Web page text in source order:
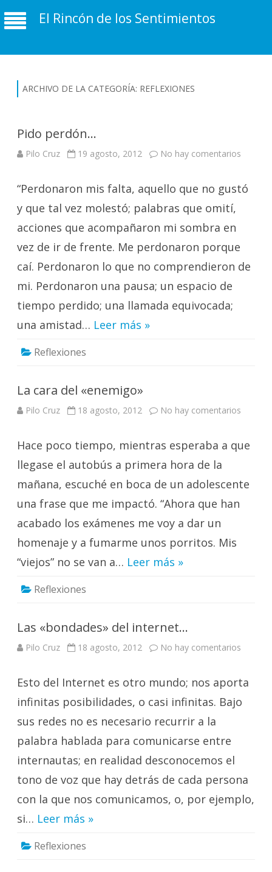
El Rincón de los Sentimientos
ARCHIVO DE LA CATEGORÍA: REFLEXIONES
Pido perdón…
Pilo Cruz 19 agosto, 2012 No hay comentarios
“Perdonaron mis falta, aquello que no gustó
y que tal vez molestó; palabras que omití,
acciones que acompañaron mi sombra en
vez de ir de frente. Me perdonaron porque
caí. Perdonaron lo que no comprendieron de
mi. Perdonaron una pausa; un espacio de
tiempo perdido; una llamada equivocada;
una amistad… Leer más »
Reflexiones
La cara del «enemigo»
Pilo Cruz 18 agosto, 2012 No hay comentarios
Hace poco tiempo, mientras esperaba a que
llegase el autobús a primera hora de la
mañana, escuché en boca de un adolescente
una frase que me impactó. “Ahora que han
acabado los exámenes me voy a dar un
homenaje y a fumarme unos porritos. Mis
“viejos” no se van a… Leer más »
Reflexiones
Las «bondades» del internet…
Pilo Cruz 18 agosto, 2012 No hay comentarios
Esto del Internet es otro mundo; nos aporta
infinitas posibilidades, o casi infinitas. Bajo
sus redes no es necesario recurrir a la
palabra hablada para comunicarse entre
internautas; en realidad desconocemos el
tono de voz que hay detrás de cada persona
con la que nos comunicamos, o, por ejemplo,
si… Leer más »
Reflexiones